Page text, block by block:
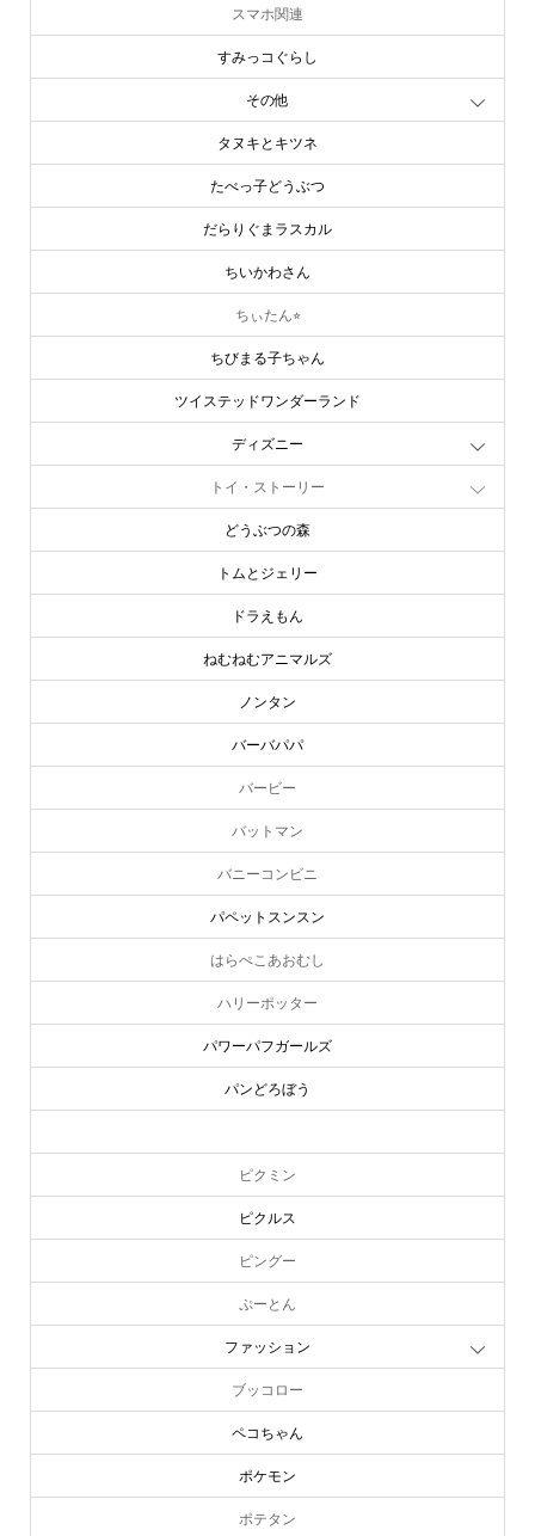
スマホ関連
すみっコぐらし
その他
タヌキとキツネ
たべっ子どうぶつ
だらりぐまラスカル
ちいかわさん
ちぃたん⭐︎
ちびまる子ちゃん
ツイステッドワンダーランド
ディズニー
トイ・ストーリー
どうぶつの森
トムとジェリー
ドラえもん
ねむねむアニマルズ
ノンタン
バーバパパ
バービー
バットマン
バニーコンビニ
パペットスンスン
はらぺこあおむし
ハリーポッター
パワーパフガールズ
パンどろぼう
ピクミン
ピクルス
ピングー
ぷーとん
ファッション
ブッコロー
ペコちゃん
ポケモン
ポテタン